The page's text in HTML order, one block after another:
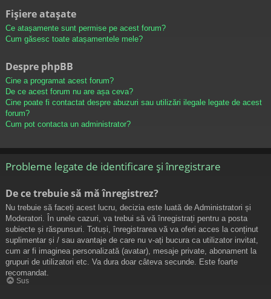
Fișiere atașate
Ce atașamente sunt permise pe acest forum?
Cum găsesc toate atașamentele mele?
Despre phpBB
Cine a programat acest forum?
De ce acest forum nu are așa ceva?
Cine poate fi contactat despre abuzuri sau utilizări ilegale legate de acest
forum?
Cum pot contacta un administrator?
Probleme legate de identificare și înregistrare
De ce trebuie să mă înregistrez?
Nu trebuie să faceți acest lucru, decizia este luată de Administratori și
Moderatori. În unele cazuri, va trebui să vă înregistrați pentru a posta
subiecte și răspunsuri. Totuși, înregistrarea vă va oferi acces la conținut
suplimentar și / sau avantaje de care nu v-ați bucura ca utilizator invitat,
cum ar fi imaginea personalizată (avatar), mesaje private, abonament la
grupuri de utilizatori etc. Va dura doar câteva secunde. Este foarte
recomandat.
Sus